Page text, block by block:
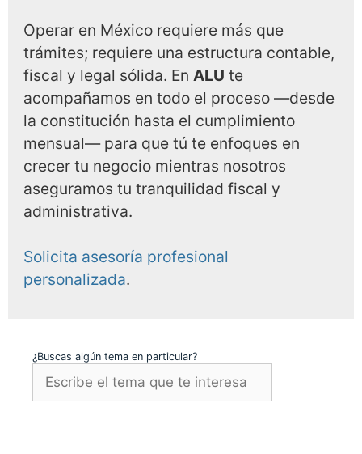
Operar en México requiere más que
trámites; requiere una estructura contable,
fiscal y legal sólida. EnALU te
acompañamos en todo el proceso —desde
la constitución hasta el cumplimiento
mensual— para que tú te enfoques en
crecer tu negocio mientras nosotros
aseguramos tu tranquilidad fiscal y
administrativa.
Solicita asesoría profesional
personalizada.
¿Buscas algún tema en particular?